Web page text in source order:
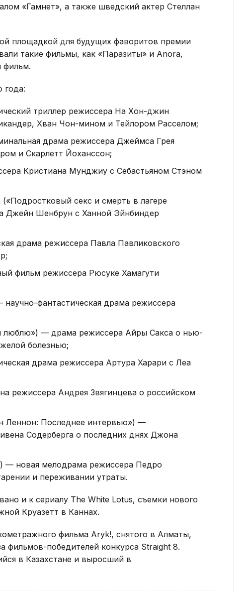
«Гамнет», а также шведский актер Стеллан
площадкой для будущих фаворитов премии
такие фильмы, как «Паразиты» и Anora,
фильм.
года:
триллер режиссера На Хон-джин
Хван Чон-мином и Тейлором Расселом;
драма режиссера Джеймса Грея
и Скарлетт Йоханссон;
Кристиана Мунджиу с Себастьяном Стэном
(«Подростковый секс и смерть в лагере
Джейн Шенбрун с Ханной Эйнбиндер
драма режиссера Павла Павликовского
фильм режиссера Рюсуке Хамагути
фантастическая драма режиссера
люблю») — драма режиссера Айры Сакса о нью-
болезнью;
драма режиссера Артура Харари с Леа
режиссера Андрея Звягинцева о российском
Леннон: Последнее интервью») —
Содерберга о последних днях Джона
— новая мелодрама режиссера Педро
и переживании утраты.
и к сериалу The White Lotus, съемки нового
Круазетт в Каннах.
фильма Aryk!, снятого в Алматы,
фильмов-победителей конкурса Straight 8.
в Казахстане и выросший в